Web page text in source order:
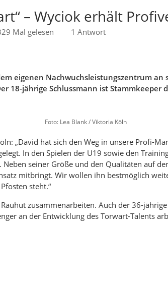
– Wyciok erhält
Mal gelesen 1 Antwort
eigenen Nachwuchsleistungszentrum an
18-jährige Schlussmann ist
Foto: Lea Blank / Viktoria Köln
„David hat sich den Weg in unsere Profi-
In den Spielen der U19 sowie den
seiner Größe und den Qualitäten auf
mitbringt. Wir wollen ihn bestmöglich
steht.“
zusammenarbeiten. Auch der 36-
an der Entwicklung des Torwart-Talents